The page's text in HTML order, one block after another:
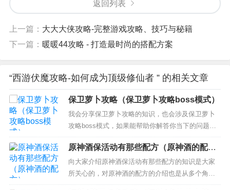
返回列表
上一篇： 大大大侠攻略-完整游戏攻略、技巧与秘籍
下一篇： 暖暖44攻略 - 打造最时尚的搭配方案
“西游伏魔攻略-如何成为顶级修仙者 ” 的相关文章
保卫萝卜攻略（保卫萝卜攻略boss模式）
我会分享保卫萝卜攻略的知识，也会涉及保卫萝卜
攻略boss模式，如果能帮助你解答你当下的问题，
别忘记关注我们吧！ 本文目录一览： 1、保卫萝卜3
攻略是怎样的？ 2、保卫萝卜攻略是什么？ 3、保卫
萝卜2第60关怎么过 4、保卫萝卜3攻略是什么？ 保
卫萝卜3攻略是怎样的？ 1、清理道具，在...
原神酒保活动有那些配方（原神酒的配
方）
向大家介绍原神酒保活动有那些配方的知识是大家
所关心的，对原神酒的配方的介绍也是从多个角度
来解答，希望可以让大家解决现在的问题！ 本文目